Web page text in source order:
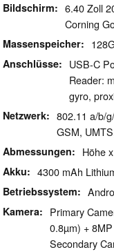
Bildschirm
6.40 Zoll
Corning
Massenspeicher
Anschlüsse
USB-C
Reader:
gyro,
Netzwerk
802.11 a/b/
GSM,
Abmessungen Höhe
Akku 4300 mAh
Betriebssystem
Kamera
Primary
0.8µm) +
Secondary